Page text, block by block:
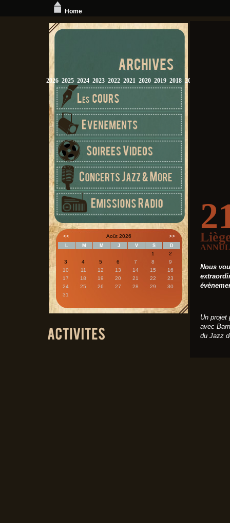
2026 2025 2024 2023 2022 2021 2020 2019 2018 2017
<< Août 2026 >>
L M M J V S D
1
2
3
4 5 6 7 8
9
10
11 12 13 14 15
16
17
18 19 20 21 22
23
24
25 26 27 28 29
30
31
Nous
Un projet
avec
du Jazz
Home